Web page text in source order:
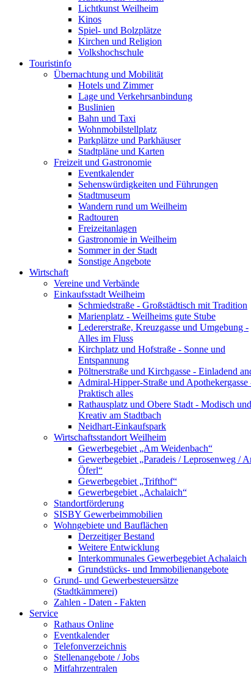
Lichtkunst Weilheim
Kinos
Spiel- und Bolzplätze
Kirchen und Religion
Volkshochschule
Touristinfo
Übernachtung und Mobilität
Hotels und Zimmer
Lage und Verkehrsanbindung
Buslinien
Bahn und Taxi
Wohnmobilstellplatz
Parkplätze und Parkhäuser
Stadtpläne und Karten
Freizeit und Gastronomie
Eventkalender
Sehenswürdigkeiten und Führungen
Stadtmuseum
Wandern rund um Weilheim
Radtouren
Freizeitanlagen
Gastronomie in Weilheim
Sommer in der Stadt
Sonstige Angebote
Wirtschaft
Vereine und Verbände
Einkaufsstadt Weilheim
Schmiedstraße - Großstädtisch mit Tradition
Marienplatz - Weilheims gute Stube
Ledererstraße, Kreuzgasse und Umgebung -
Alles im Fluss
Kirchplatz und Hofstraße - Sonne und
Entspannung
Pöltnerstraße und Kirchgasse - Einladend
Admiral-Hipper-Straße und Apothekergasse
Praktisch alles
Rathausplatz und Obere Stadt - Modisch und
Kreativ am Stadtbach
Neidhart-Einkaufspark
Wirtschaftsstandort Weilheim
Gewerbegebiet „Am Weidenbach“
Gewerbegebiet „Paradeis / Leprosenweg /
Öferl“
Gewerbegebiet „Trifthof“
Gewerbegebiet „Achalaich“
Standortförderung
SISBY Gewerbeimmobilien
Wohngebiete und Bauflächen
Derzeitiger Bestand
Weitere Entwicklung
Interkommunales Gewerbegebiet Achalaich
Grundstücks- und Immobilienangebote
Grund- und Gewerbesteuersätze
(Stadtkämmerei)
Zahlen - Daten - Fakten
Service
Rathaus Online
Eventkalender
Telefonverzeichnis
Stellenangebote / Jobs
Mitfahrzentralen